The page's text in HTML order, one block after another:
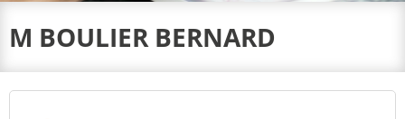
M BOULIER BERNARD